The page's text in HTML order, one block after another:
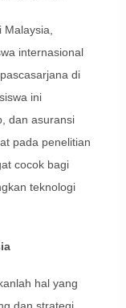
internasional
di
ini
dan asuransi
pada penelitian
cocok bagi
teknologi
hal yang
dan strategi